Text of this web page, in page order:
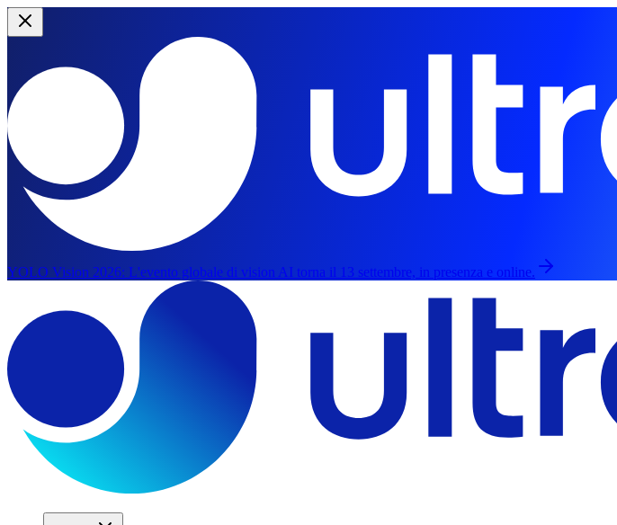
YOLO Vision 2026: L'evento globale di vision AI torna il 13 settembre, in presenza e online.